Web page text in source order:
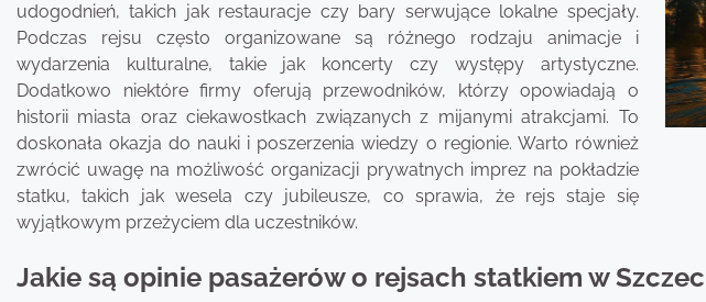
udogodnień, takich jak restauracje czy bary serwujące lokalne specjały.
Podczas rejsu często organizowane są różnego rodzaju animacje i
wydarzenia kulturalne, takie jak koncerty czy występy artystyczne.
Dodatkowo niektóre firmy oferują przewodników, którzy opowiadają o
historii miasta oraz ciekawostkach związanych z mijanymi atrakcjami. To
doskonała okazja do nauki i poszerzenia wiedzy o regionie. Warto również
zwrócić uwagę na możliwość organizacji prywatnych imprez na pokładzie
statku, takich jak wesela czy jubileusze, co sprawia, że rejs staje się
wyjątkowym przeżyciem dla uczestników.
Jakie są opinie pasażerów o rejsach statkiem w